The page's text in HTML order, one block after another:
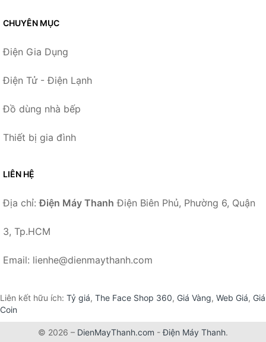
CHUYÊN MỤC
Điện Gia Dụng
Điện Tử - Điện Lạnh
Đồ dùng nhà bếp
Thiết bị gia đình
LIÊN HỆ
Địa chỉ:Điện Máy Thanh Điện Biên Phủ, Phường 6, Quận
3, Tp.HCM
Email: lienhe@dienmaythanh.com
Liên kết hữu ích: Tỷ giá, The Face Shop 360, Giá Vàng, Web Giá, Giá
Coin
© 2026 – DienMayThanh.com -Điện Máy Thanh.